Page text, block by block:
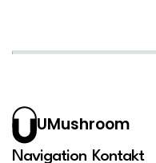
UMushroom
Navigation Kontakt